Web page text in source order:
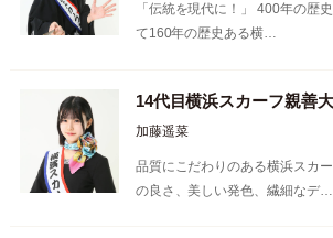
「伝統を現代に！」 400年の歴
て160年の歴史ある横…
14代目横浜スカーフ親善
加藤遥菜
品質にこだわりのある横浜スカ
の良さ、美しい発色、繊細なデ…